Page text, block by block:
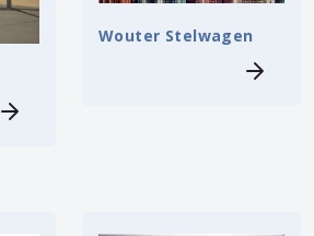
Wouter Stelwagen